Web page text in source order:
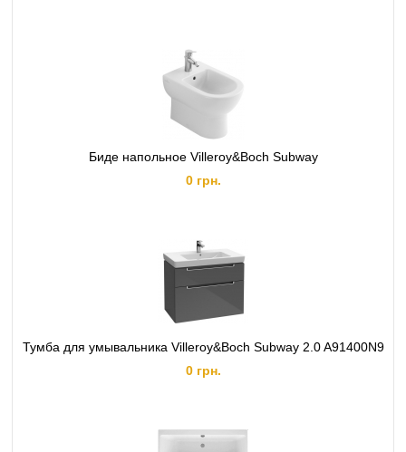
Биде напольное Villeroy&Boch Subway
0 грн.
Тумба для умывальника Villeroy&Boch Subway 2.0 A91400N9
0 грн.